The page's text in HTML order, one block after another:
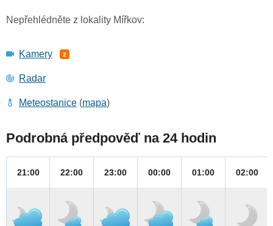
Nepřehlédněte z lokality Mířkov:
Kamery 2
Radar
Meteostanice (mapa)
Podrobná předpověď na 24 hodin
21:00 22:00 23:00 00:00 01:00 02:00